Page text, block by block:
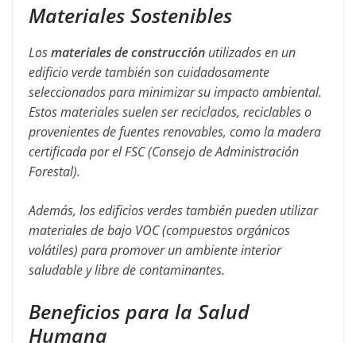
Materiales Sostenibles
Losmateriales de construcción utilizados en un
edificio verde también son cuidadosamente
seleccionados para minimizar su impacto ambiental.
Estos materiales suelen ser reciclados, reciclables o
provenientes de fuentes renovables, como la madera
certificada por el FSC (Consejo de Administración
Forestal).
Además, los edificios verdes también pueden utilizar
materiales de bajo VOC (compuestos orgánicos
volátiles) para promover un ambiente interior
saludable y libre de contaminantes.
Beneficios para la Salud
Humana